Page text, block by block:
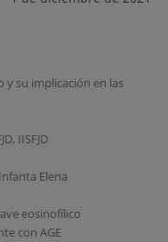
y su implicación en las
IISFJD
Elena
eosinofílico
con AGE